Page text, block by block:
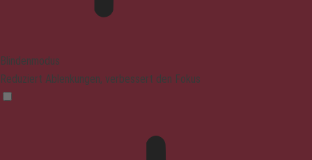
Blindenmodus
Reduziert Ablenkungen, verbessert den Fokus